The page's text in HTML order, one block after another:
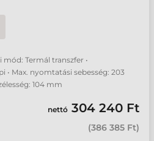
Termál transzfer •
• Max. nyomtatási sebesség: 203
104 mm
nettó 304 240 Ft
(386 385 Ft)